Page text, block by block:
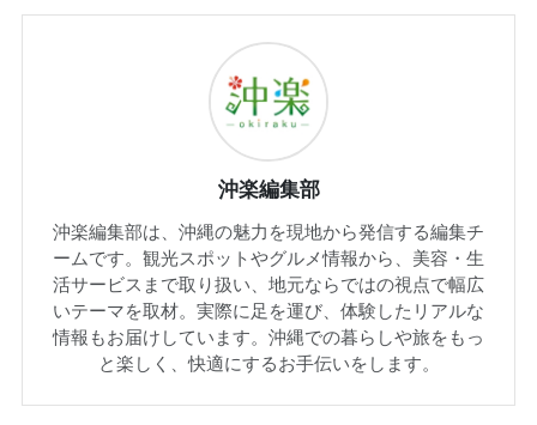
沖楽編集部
沖楽編集部は、沖縄の魅力を現地から発信する編集チ
ームです。観光スポットやグルメ情報から、美容・生
活サービスまで取り扱い、地元ならではの視点で幅広
いテーマを取材。実際に足を運び、体験したリアルな
情報もお届けしています。沖縄での暮らしや旅をもっ
と楽しく、快適にするお手伝いをします。